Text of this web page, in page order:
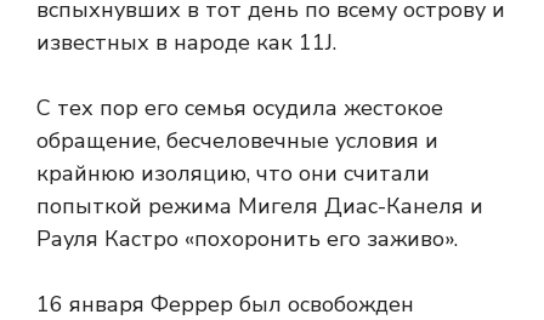
вспыхнувших в тот день по всему острову и
известных в народе как 11J.
С тех пор его семья осудила жестокое
обращение, бесчеловечные условия и
крайнюю изоляцию, что они считали
попыткой режима Мигеля Диас-Канеля и
Рауля Кастро «похоронить его заживо».
16 января Феррер был освобожден